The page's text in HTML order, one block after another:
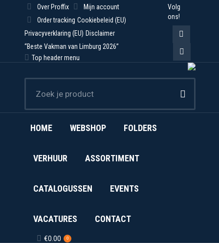
Over Proffix
Mijn account
Order tracking Cookiebeleid (EU)
Privacyverklaring (EU) Disclaimer
“Beste Vakman van Limburg 2026”
Top header menu
Volg
ons!
Facebook
page
opens
in
new
Instagram
page
opens
in
HOME WEBSHOP FOLDERS
VERHUUR ASSORTIMENT
CATALOGUSSEN EVENTS
VACATURES CONTACT
€0.00 0